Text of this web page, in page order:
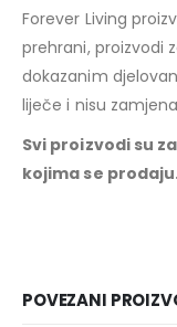
Forever Living
prehrani, proizvodi
dokazanim
liječe i nisu
Svi proizvodi su
kojima se
POVEZANI